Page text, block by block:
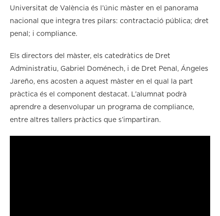
Universitat de València és l’únic màster en el panorama
nacional que integra tres pilars: contractació pública; dret
penal; i compliance.
Els directors del màster, els catedràtics de Dret
Administratiu, Gabriel Doménech, i de Dret Penal, Ángeles
Jareño, ens acosten a aquest màster en el qual la part
pràctica és el component destacat. L’alumnat podrà
aprendre a desenvolupar un programa de compliance,
entre altres tallers pràctics que s’impartiran.